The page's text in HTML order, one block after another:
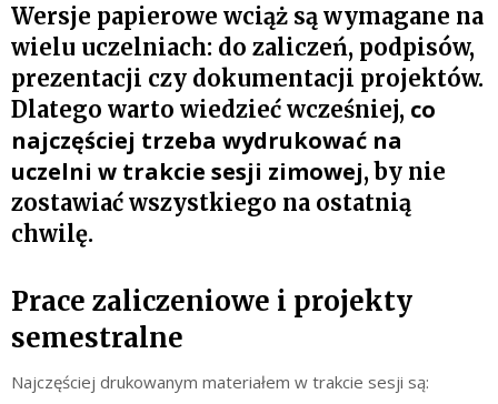
Wersje papierowe wciąż są wymagane na
wielu uczelniach: do zaliczeń, podpisów,
prezentacji czy dokumentacji projektów.
Dlatego warto wiedzieć wcześniej, co
najczęściej trzeba wydrukować na
uczelni w trakcie sesji zimowej, by nie
zostawiać wszystkiego na ostatnią
chwilę.
Prace zaliczeniowe i projekty
semestralne
Najczęściej drukowanym materiałem w trakcie sesji są: